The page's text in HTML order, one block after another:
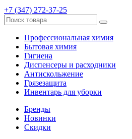
+7 (347) 272-37-25
Профессиональная химия
Бытовая химия
Гигиена
Диспенсеры и расходники
Антискольжение
Грязезащита
Инвентарь для уборки
Бренды
Новинки
Скидки